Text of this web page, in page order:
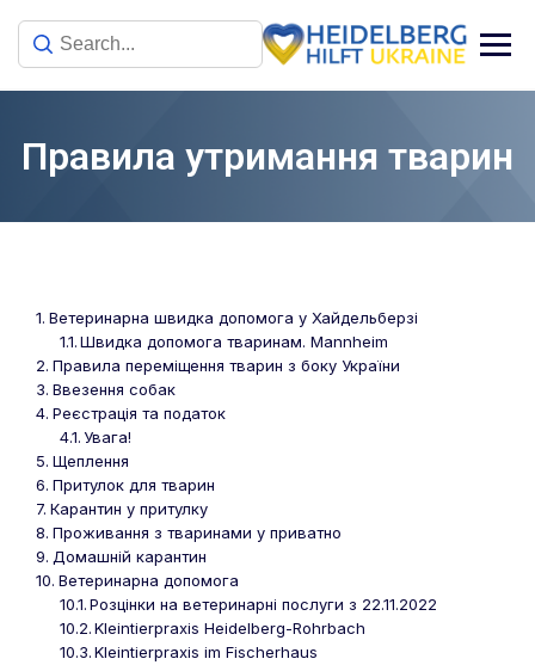
Правила утримання тварин
Ветеринарна швидка допомога у Хайдельберзі
Швидка допомога тваринам. Mannheim
Правила переміщення тварин з боку України
Ввезення собак
Реєстрація та податок
Увага!
Щеплення
Притулок для тварин
Карантин у притулку
Проживання з тваринами у приватно
Домашній карантин
Ветеринарна допомога
Розцінки на ветеринарні послуги з 22.11.2022
Kleintierpraxis Heidelberg-Rohrbach
Kleintierpraxis im Fischerhaus